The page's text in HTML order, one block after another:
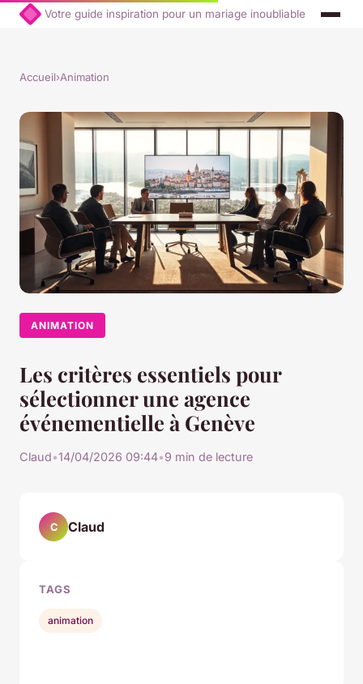
Votre guide inspiration pour un mariage inoubliable
Accueil›Animation
ANIMATION
Les critères essentiels pour
sélectionner une agence
événementielle à Genève
Claud•14/04/2026 09:44•9 min de lecture
C Claud
TAGS
animation